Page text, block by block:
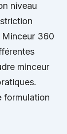
niveau
360
minceur
formulation